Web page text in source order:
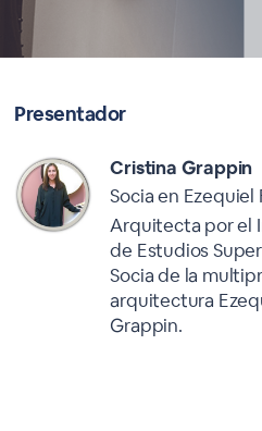
Presentador
Cristina Grappin
Socia en
Arquitecta por el
de Estudios
Socia de la
arquitectura
Grappin.